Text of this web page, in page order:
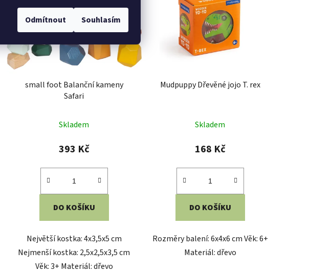
Odmítnout Souhlasím
small foot Balanční kameny
Safari
Skladem
393 Kč
DO KOŠÍKU
Největší kostka: 4x3,5x5 cm
Nejmenší kostka: 2,5x2,5x3,5 cm
Věk: 3+ Materiál: dřevo
Mudpuppy Dřevěné jojo T. rex
Skladem
168 Kč
DO KOŠÍKU
Rozměry balení: 6x4x6 cm Věk: 6+
Materiál: dřevo